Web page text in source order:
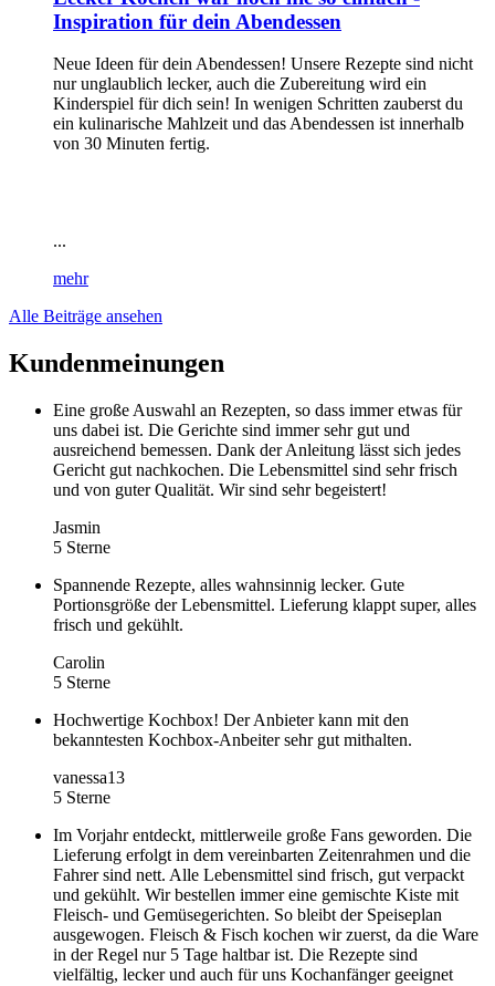
Inspiration für dein Abendessen
Neue Ideen für dein Abendessen! Unsere Rezepte sind nicht
nur unglaublich lecker, auch die Zubereitung wird ein
Kinderspiel für dich sein! In wenigen Schritten zauberst du
ein kulinarische Mahlzeit und das Abendessen ist innerhalb
von 30 Minuten fertig.
...
mehr
Alle Beiträge ansehen
Kundenmeinungen
Eine große Auswahl an Rezepten, so dass immer etwas für
uns dabei ist. Die Gerichte sind immer sehr gut und
ausreichend bemessen. Dank der Anleitung lässt sich jedes
Gericht gut nachkochen. Die Lebensmittel sind sehr frisch
und von guter Qualität. Wir sind sehr begeistert!
Jasmin
5 Sterne
Spannende Rezepte, alles wahnsinnig lecker. Gute
Portionsgröße der Lebensmittel. Lieferung klappt super, alles
frisch und gekühlt.
Carolin
5 Sterne
Hochwertige Kochbox! Der Anbieter kann mit den
bekanntesten Kochbox-Anbeiter sehr gut mithalten.
vanessa13
5 Sterne
Im Vorjahr entdeckt, mittlerweile große Fans geworden. Die
Lieferung erfolgt in dem vereinbarten Zeitenrahmen und die
Fahrer sind nett. Alle Lebensmittel sind frisch, gut verpackt
und gekühlt. Wir bestellen immer eine gemischte Kiste mit
Fleisch- und Gemüsegerichten. So bleibt der Speiseplan
ausgewogen. Fleisch & Fisch kochen wir zuerst, da die Ware
in der Regel nur 5 Tage haltbar ist. Die Rezepte sind
vielfältig, lecker und auch für uns Kochanfänger geeignet